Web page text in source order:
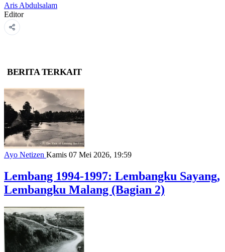
Aris Abdulsalam
Editor
BERITA TERKAIT
Ayo Netizen Kamis 07 Mei 2026, 19:59
Lembang 1994-1997: Lembangku Sayang,
Lembangku Malang (Bagian 2)